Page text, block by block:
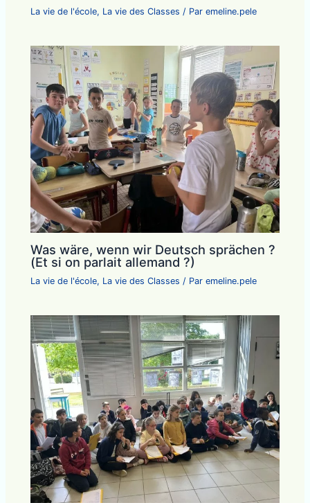
La vie de l'école, La vie des Classes / Paremeline.pele
Was wäre, wenn wir Deutsch sprächen ?
(Et si on parlait allemand ?)
La vie de l'école, La vie des Classes / Paremeline.pele